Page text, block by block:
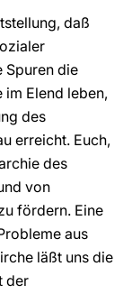
daß
Spuren die
im Elend leben,
des
erreicht. Euch,
des
von
fördern. Eine
aus
läßt uns die
der